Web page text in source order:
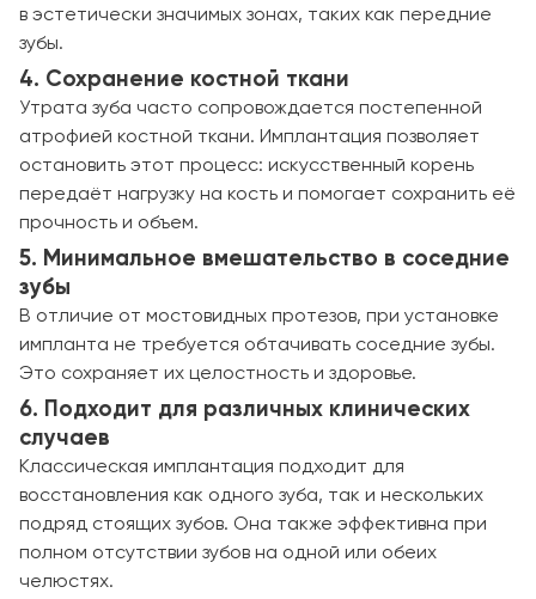
в эстетически значимых зонах, таких как передние
зубы.
4. Сохранение костной ткани
Утрата зуба часто сопровождается постепенной
атрофией костной ткани. Имплантация позволяет
остановить этот процесс: искусственный корень
передаёт нагрузку на кость и помогает сохранить её
прочность и объем.
5. Минимальное вмешательство в соседние
зубы
В отличие от мостовидных протезов, при установке
импланта не требуется обтачивать соседние зубы.
Это сохраняет их целостность и здоровье.
6. Подходит для различных клинических
случаев
Классическая имплантация подходит для
восстановления как одного зуба, так и нескольких
подряд стоящих зубов. Она также эффективна при
полном отсутствии зубов на одной или обеих
челюстях.